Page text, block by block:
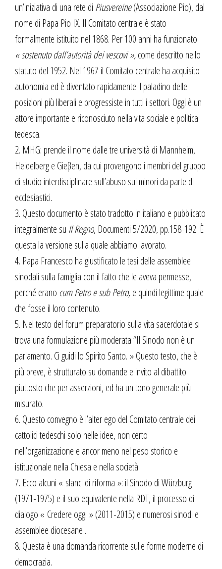
un’iniziativa di una rete di Piusvereine(Associazione Pio), dal
nome di Papa Pio IX. Il Comitato centrale è stato
formalmente istituito nel 1868. Per 100 anni ha funzionato
« sostenuto dall’autorità dei vescovi »,come descritto nello
statuto del 1952. Nel 1967 il Comitato centrale ha acquisito
autonomia ed è diventato rapidamente il paladino delle
posizioni più liberali e progressiste in tutti i settori. Oggi è un
attore importante e riconosciuto nella vita sociale e politica
tedesca.
2. MHG: prende il nome dalle tre università di Mannheim,
Heidelberg e Gieβen, da cui provengono i membri del gruppo
di studio interdisciplinare sull’abuso sui minori da parte di
ecclesiastici.
3. Questo documento è stato tradotto in italiano e pubblicato
integralmente su Il Regno, Documenti 5/2020, pp.158-192. È
questa la versione sulla quale abbiamo lavorato.
4. Papa Francesco ha giustificato le tesi delle assemblee
sinodali sulla famiglia con il fatto che le aveva permesse,
perché erano cum Petro e sub Petro,e quindi legittime quale
che fosse il loro contenuto.
5. Nel testo del forum preparatorio sulla vita sacerdotale si
trova una formulazione più moderata “Il Sinodo non è un
parlamento. Ci guidi lo Spirito Santo. » Questo testo, che è
più breve, è strutturato su domande e invito al dibattito
piuttosto che per asserzioni, ed ha un tono generale più
misurato.
6. Questo convegno è l’alter ego del Comitato centrale dei
cattolici tedeschi solo nelle idee, non certo
nell’organizzazione e ancor meno nel peso storico e
istituzionale nella Chiesa e nella società.
7. Ecco alcuni « slanci di riforma »: il Sinodo di Würzburg
(1971-1975) e il suo equivalente nella RDT, il processo di
dialogo « Credere oggi » (2011-2015) e numerosi sinodi e
assemblee diocesane .
8. Questa è una domanda ricorrente sulle forme moderne di
democrazia.